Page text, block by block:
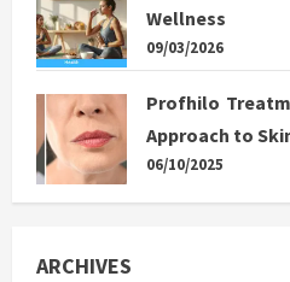
Wellness
09/03/2026
Profhilo
Approach to
06/10/2025
ARCHIVES